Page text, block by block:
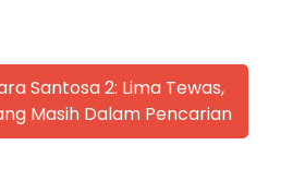
Santosa 2: Lima Tewas,
Masih Dalam Pencarian